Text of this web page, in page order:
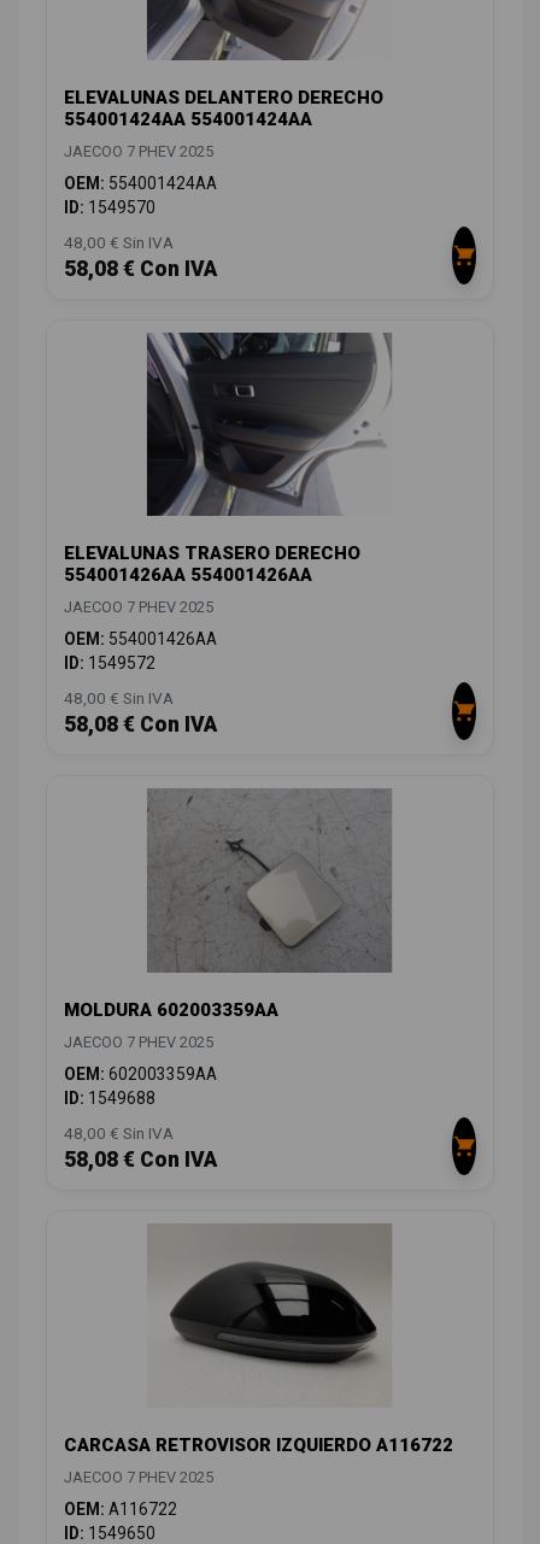
ELEVALUNAS DELANTERO DERECHO
554001424AA 554001424AA
JAECOO 7 PHEV 2025
OEM: 554001424AA
ID: 1549570
48,00 € Sin IVA
58,08 € Con IVA
ELEVALUNAS TRASERO DERECHO
554001426AA 554001426AA
JAECOO 7 PHEV 2025
OEM: 554001426AA
ID: 1549572
48,00 € Sin IVA
58,08 € Con IVA
MOLDURA 602003359AA
JAECOO 7 PHEV 2025
OEM: 602003359AA
ID: 1549688
48,00 € Sin IVA
58,08 € Con IVA
CARCASA RETROVISOR IZQUIERDO A116722
JAECOO 7 PHEV 2025
OEM: A116722
ID: 1549650